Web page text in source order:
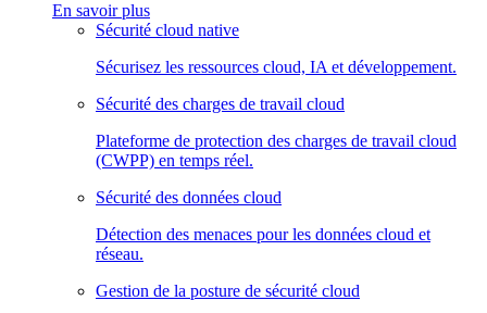
En savoir plus
Sécurité cloud native
Sécurisez les ressources cloud, IA et développement.
Sécurité des charges de travail cloud
Plateforme de protection des charges de travail cloud
(CWPP) en temps réel.
Sécurité des données cloud
Détection des menaces pour les données cloud et
réseau.
Gestion de la posture de sécurité cloud